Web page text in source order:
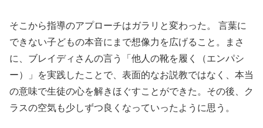
そこから指導のアプローチはガラリと変わった。 言葉に
できない子どもの本音にまで想像力を広げること。まさ
に、ブレイディさんの言う「他人の靴を履く（エンパシ
ー）」を実践したことで、表面的なお説教ではなく、本当
の意味で生徒の心を解きほぐすことができた。その後、ク
ラスの空気も少しずつ良くなっていったように思う。